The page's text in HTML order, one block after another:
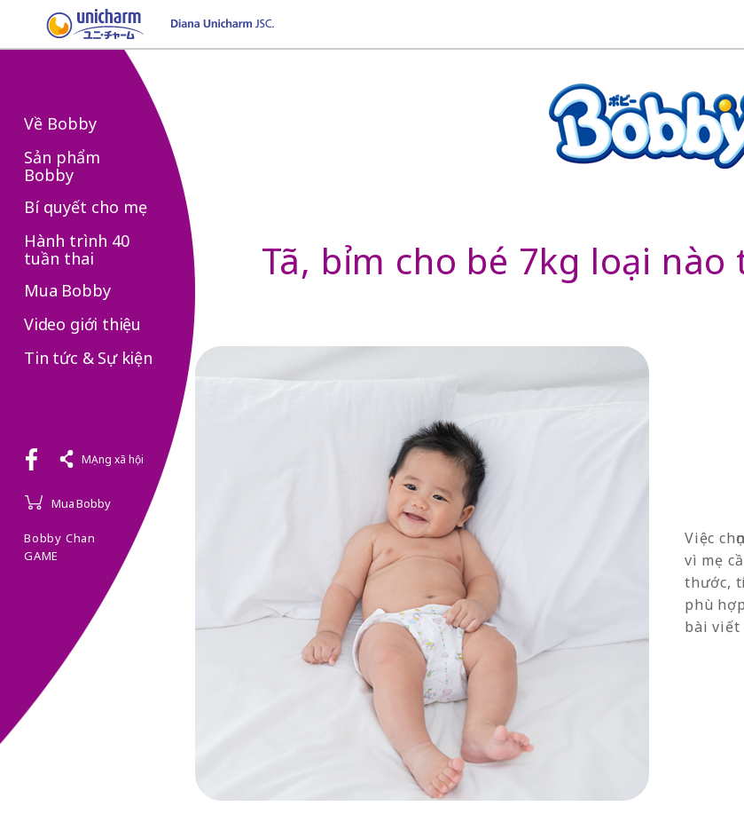
Về Bobby
Sản phẩm
Bobby
Bí quyết cho mẹ
Hành trình 40
tuần thai
Mua Bobby
Video giới thiệu
Tin tức & Sự kiện
MẠng xã hội
Mua Bobby
Bobby Chan
GAME
Tã, bỉm cho bé 7kg loại
Việc
vì mẹ
thước,
phù
bài viết